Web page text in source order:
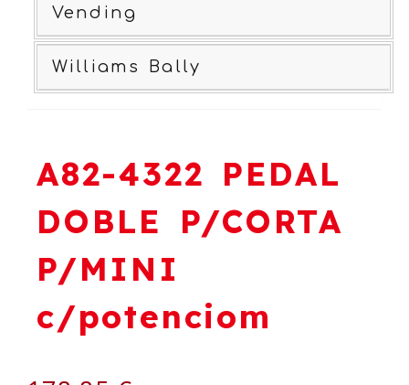
Vending
Williams Bally
A82-4322 PEDAL
DOBLE P/CORTA
P/MINI
c/potenciom